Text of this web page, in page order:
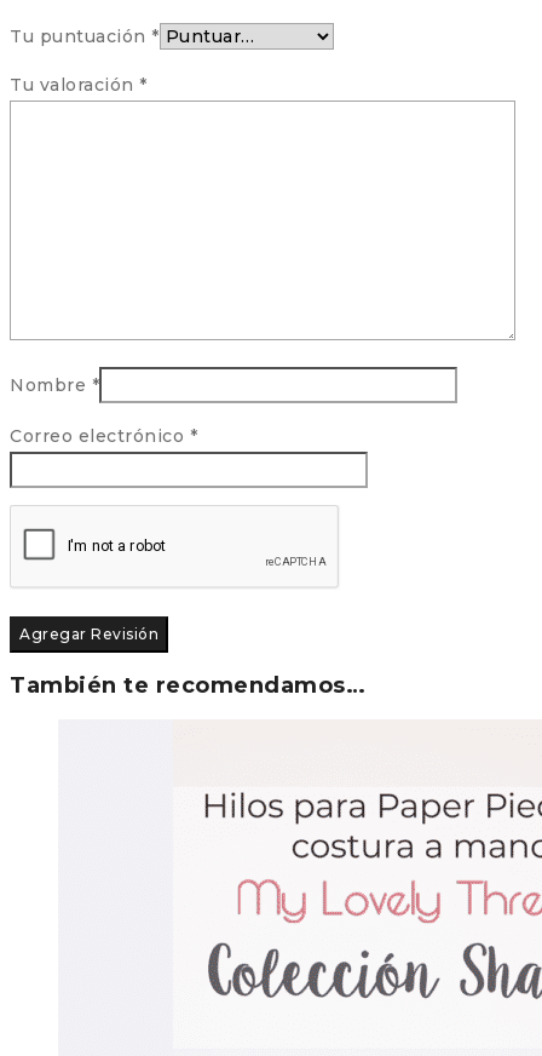
Tu puntuación *
Tu valoración *
Nombre *
Correo electrónico *
También te recomendamos…